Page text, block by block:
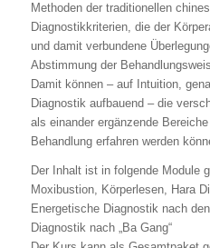
Methoden der traditionellen
Diagnostikkriterien, die der
und damit verbundene
Abstimmung der
Damit können – auf Intuition,
Diagnostik aufbauend – die
als einander ergänzende
Behandlung erfahren werden
Der Inhalt ist in folgende Module
Moxibustion, Körperlesen, Hara
Energetische Diagnostik nach
Diagnostik nach „Ba Gang“